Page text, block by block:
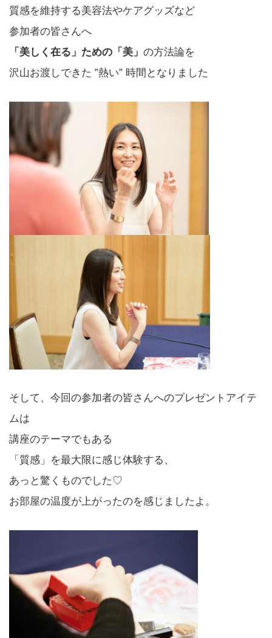
質感を維持する美容法やケアグッズなど
参加者の皆さんへ
「美しく在る」ための「美」 の方法論を
沢山お渡しできた ”熱い” 時間となりました
そして、今回の参加者の皆さんへのプレゼントアイテ
ムは
講座のテーマでもある
「質感」を最大限に感じ体験する、
あっと驚くものでした♡
お部屋の温度が上がったのを感じましたよ。